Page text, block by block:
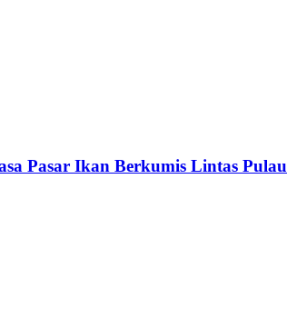
Pasar Ikan Berkumis Lintas Pulau